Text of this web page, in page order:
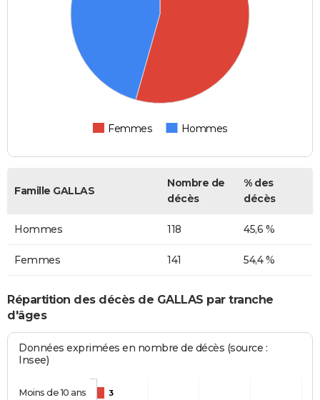
Femmes Hommes
Famille GALLAS
Nombre de
décès
% des
décès
Hommes 118 45,6 %
Femmes 141 54,4 %
Répartition des décès de GALLAS par tranche
d'âges
Données exprimées en nombre de décès (source :
Insee)
3
Moins de 10 ans